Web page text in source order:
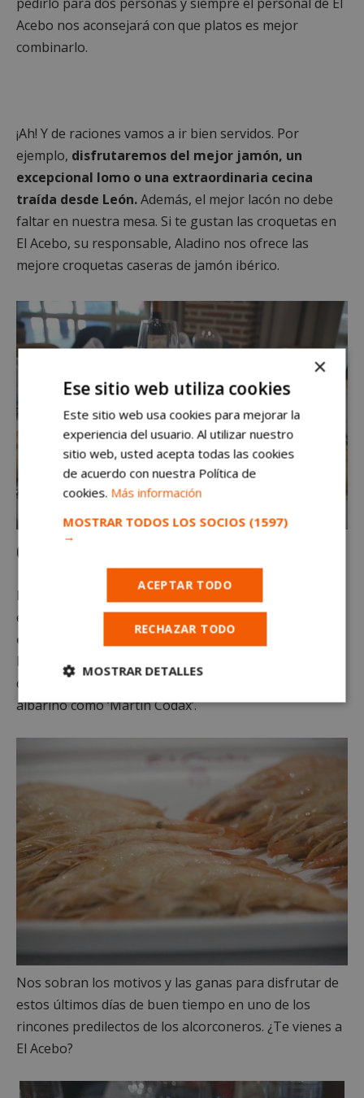
Acebo nos aconsejará con que platos es mejor
combinarlo.
¡Ah! Y de raciones vamos a ir bien servidos. Por
ejemplo, disfrutaremos del mejor jamón, un
excepcional lomo o una extraordinaria cecina
traída desde León.Además, el mejor lacón no debe
faltar en nuestra mesa. Si te gustan las croquetas en
El Acebo, su responsable, Aladino nos ofrece las
mejore croquetas caseras de jamón ibérico.
Con el mejor vino
No dejemos de descubrir una gran variedad de
ensaldas, espárragos verdes, carnes…Todo regado
con los mejores vinos: ‘Pétalos’ o ‘Pittacum’ de El
Bierzo, ‘Bela’ de Ribera del Duero, ‘Selección de Fincas’
de Rioja, ‘Marqués de Riscal’ un verdejo o un buen
albariño como ‘Martín Codax’.
Nos sobran los motivos y las ganas para disfrutar de
estos últimos días de buen tiempo en uno de los
rincones predilectos de los alcorconeros. ¿Te vienes a
El Acebo?
×
Ese sitio web utiliza cookies
Este sitio web usa cookies para mejorar la
experiencia del usuario. Al utilizar nuestro
sitio web, usted acepta todas las cookies
de acuerdo con nuestra Política de
cookies. Más información
MOSTRAR TODOS LOS SOCIOS (1597)
→
ACEPTAR TODO
RECHAZAR TODO
MOSTRAR DETALLES
Cookies
Cookies de
Cookies de
preferencias
Cookies de
funcionalidad
Cookies no clasificadas
Cookies estrictamente necesarias
Cookies de rendimiento
Cookies de preferencias